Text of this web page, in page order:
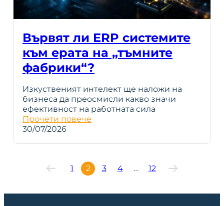
Вървят ли ERP системите
към ерата на „тъмните
фабрики“?
Изкуственият интелект ще наложи на
бизнеса да преосмисли какво значи
ефективност на работната сила
Прочети повече
30/07/2026
1 2 3 4 … 12